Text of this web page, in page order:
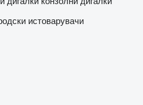
истоварувачи